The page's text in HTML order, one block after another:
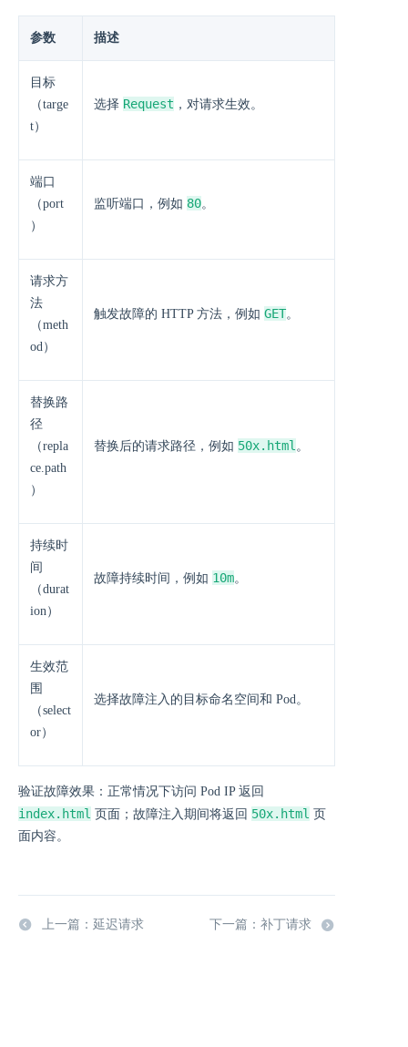
参数 描述
目标
（targe
t）
选择 Request ，对请求生效。
端口
（port
）
监听端口，例如 80。
请求方
法
（meth
od）
触发故障的 HTTP 方法，例如 GET。
替换路
径
（repla
ce.path
）
替换后的请求路径，例如 50x.html 。
持续时
间
（durat
ion）
故障持续时间，例如 10m。
生效范
围
（select
or）
选择故障注入的目标命名空间和 Pod。
验证故障效果：正常情况下访问 Pod IP 返回
index.html 页面；故障注入期间将返回 50x.html 页
面内容。
上一篇：延迟请求 下一篇：补丁请求